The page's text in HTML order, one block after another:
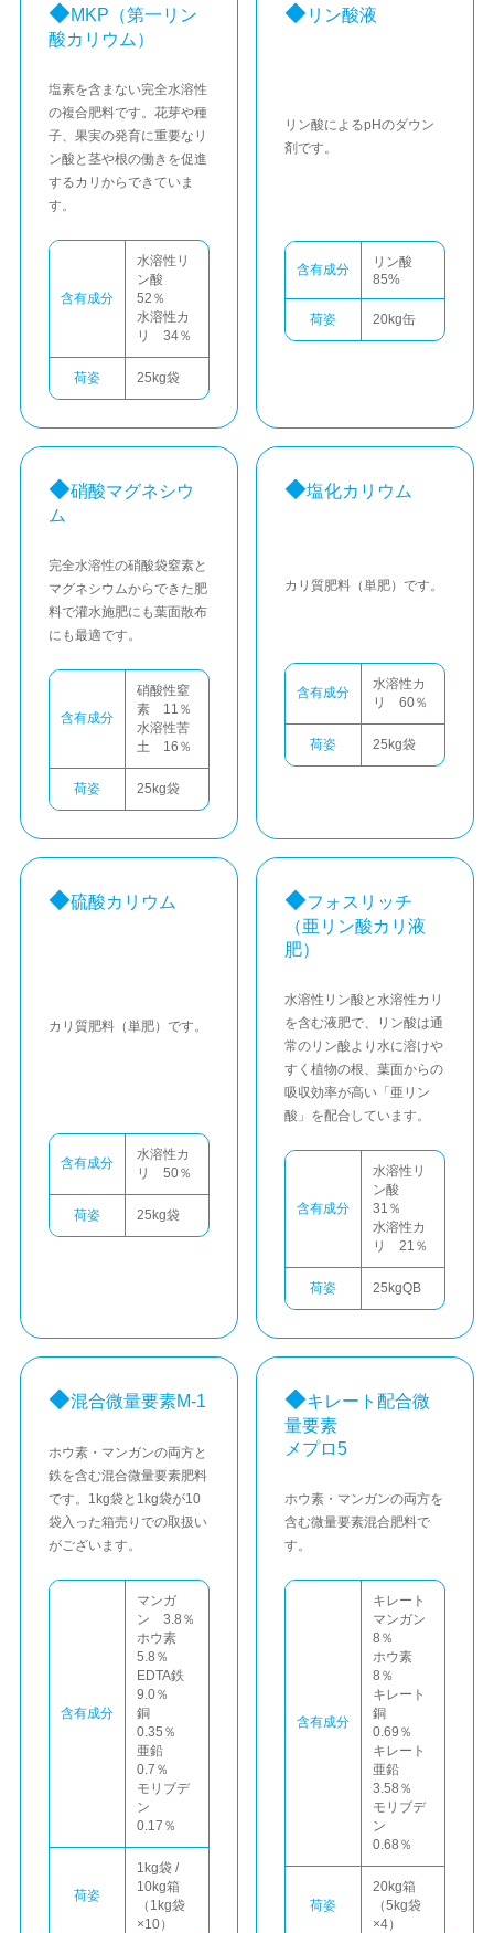
MKP （第一リン
酸カリウム）
塩素を含まない完全水溶性
の複合肥料です。花芽や種
子、果実の発育に重要なリ
ン酸と茎や根の働きを促進
するカリからできていま
す。
含有成分
水溶性リ
ン酸
52％
水溶性カ
リ 34％
荷姿 25kg袋
リン酸液
リン酸によるpHのダウン
剤です。
含有成分
リン酸
85%
荷姿 20kg缶
硝酸マグネシウ
ム
完全水溶性の硝酸袋窒素と
マグネシウムからできた肥
料で灌水施肥にも葉面散布
にも最適です。
含有成分
硝酸性窒
素 11％
水溶性苦
土 16％
荷姿 25kg袋
塩化カリウム
カリ質肥料（単肥）です。
含有成分
水溶性カ
リ 60％
荷姿 25kg袋
硫酸カリウム
カリ質肥料（単肥）です。
含有成分
水溶性カ
リ 50％
荷姿 25kg袋
フォスリッチ
（亜リン酸カリ液
肥）
水溶性リン酸と水溶性カリ
を含む液肥で、リン酸は通
常のリン酸より水に溶けや
すく植物の根、葉面からの
吸収効率が高い「亜リン
酸」を配合しています。
含有成分
水溶性リ
ン酸
31％
水溶性カ
リ 21％
荷姿 25kgQB
混合微量要素M-1
ホウ素・マンガンの両方と
鉄を含む混合微量要素肥料
です。1kg袋と1kg袋が10
袋入った箱売りでの取扱い
がございます。
含有成分
マンガ
ン 3.8％
ホウ素
5.8％
EDTA鉄
9.0％
銅
0.35％
亜鉛
0.7％
モリブデ
ン
0.17％
荷姿
1kg袋 /
10kg箱
（1kg袋
×10）
キレート配合微
量要素
メプロ5
ホウ素・マンガンの両方を
含む微量要素混合肥料で
す。
含有成分
キレート
マンガン
8％
ホウ素
8％
キレート
銅
0.69％
キレート
亜鉛
3.58％
モリブデ
ン
0.68％
荷姿
20kg箱
（5kg袋
×4）